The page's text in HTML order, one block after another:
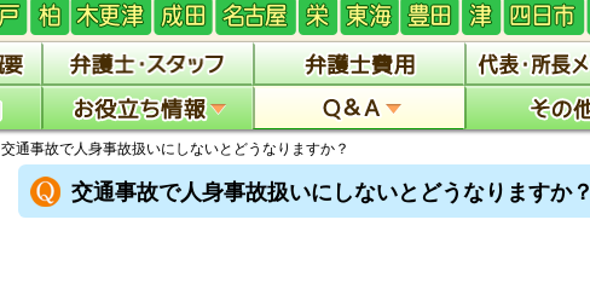
交通事故で人身事故扱いにしないとどうなりますか？
交通事故で人身事故扱いにしないとどうなりますか？